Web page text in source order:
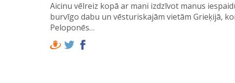
Aicinu vēlreiz kopā ar mani izdzīvot manus
burvīgo dabu un vēsturiskajām vietām Grieķijā,
Peloponēs…